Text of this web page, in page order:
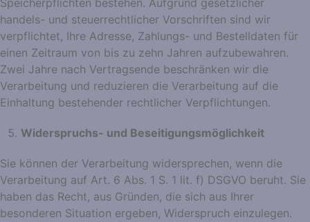
Speicherpflichten bestehen. Aufgrund gesetzlicher
handels- und steuerrechtlicher Vorschriften sind wir
verpflichtet, Ihre Adresse, Zahlungs- und Bestelldaten für
einen Zeitraum von bis zu zehn Jahren aufzubewahren.
Zwei Jahre nach Vertragsende beschränken wir die
Verarbeitung und reduzieren die Verarbeitung auf die
Einhaltung bestehender rechtlicher Verpflichtungen.
Widerspruchs- und Beseitigungsmöglichkeit
Sie können der Verarbeitung widersprechen, wenn die
Verarbeitung auf Art. 6 Abs. 1 S. 1 lit. f) DSGVO beruht. Sie
haben das Recht, aus Gründen, die sich aus Ihrer
besonderen Situation ergeben, Widerspruch einzulegen.